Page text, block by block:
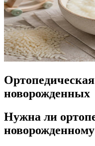
новорожденных
Нужна ли
новорожденному